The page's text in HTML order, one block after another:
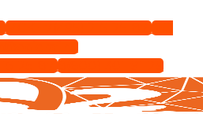
МСК +7(495) 215-25-87
РФ
25-87 8(800) 301-91-29